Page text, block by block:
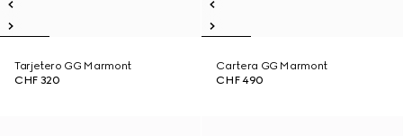
Tarjetero GG Marmont
CHF 320
Cartera GG Marmont
CHF 490